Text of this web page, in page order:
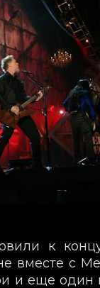
к
вместе с
еще один